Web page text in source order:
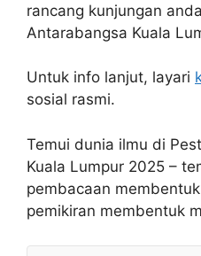
rancang kunjungan
Antarabangsa Kuala
Untuk info lanjut, layari
sosial rasmi.
Temui dunia ilmu di
Kuala Lumpur 2025 –
pembacaan
pemikiran membentuk